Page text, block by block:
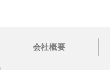
会社概要